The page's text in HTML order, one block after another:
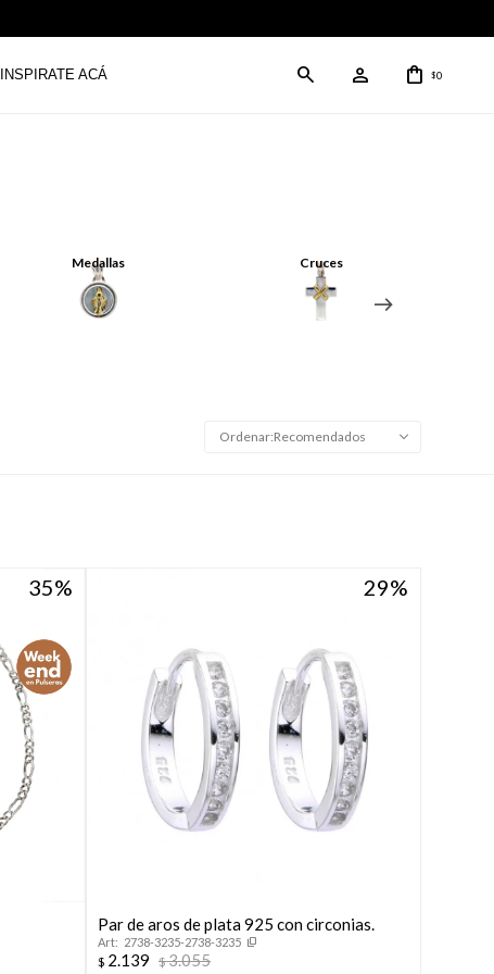
INSPIRATE ACÁ $0
Medallas Cruces
Recomendados
35 29
Par de aros de plata 925 con circonias.
2738-3235-2738-3235
$ 2.139 $3.055